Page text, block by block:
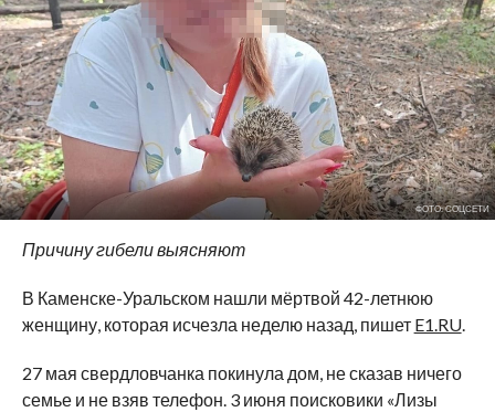
ФОТО: СОЦСЕТИ
Причину гибели выясняют
В Каменске-Уральском нашли мёртвой 42-летнюю
женщину, которая исчезла неделю назад, пишет E1.RU.
27 мая свердловчанка покинула дом, не сказав ничего
семье и не взяв телефон. 3 июня поисковики «Лизы